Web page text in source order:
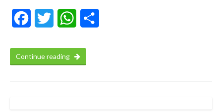
FacebookTwitter WhatsApp
Continue reading